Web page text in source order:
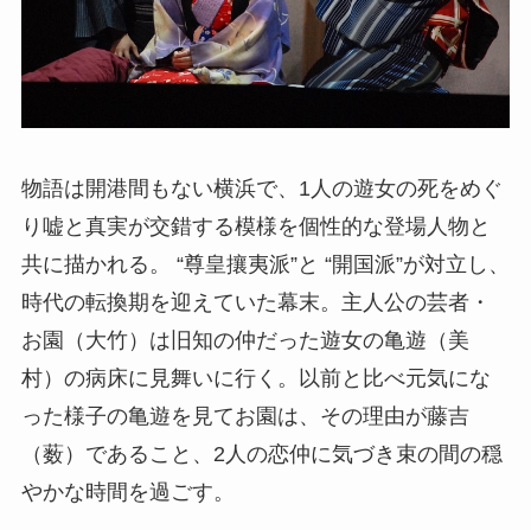
物語は開港間もない横浜で、1人の遊女の死をめぐ
り嘘と真実が交錯する模様を個性的な登場人物と
共に描かれる。 “尊皇攘夷派”と “開国派”が対立し、
時代の転換期を迎えていた幕末。主人公の芸者・
お園（大竹）は旧知の仲だった遊女の亀遊（美
村）の病床に見舞いに行く。以前と比べ元気にな
った様子の亀遊を見てお園は、その理由が藤吉
（薮）であること、2人の恋仲に気づき束の間の穏
やかな時間を過ごす。